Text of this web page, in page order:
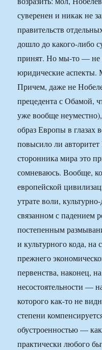
суверенен и никак не
правительств
дошло до какого-либо
принят. Но мы-то — не
юридические аспекты.
Причем, даже не
прецедента с Обамой,
уже вообще
образ Европы в глазах
повысило ли
сторонника мира это
сомневаюсь. Вообще,
европейской
утрате воли,
связанном с падением
постепенным
и культурного кода, на
прежнего
первенства, наконец,
несостоятельности —
которого как-то не
степени
обустроенностью —
практически любого